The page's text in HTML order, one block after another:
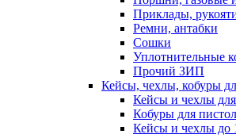
Приклады,
Ремни, антабки
Сошки
Уплотнительные
Прочий ЗИП
Кейсы, чехлы, кобуры
Кейсы и чехлы
Кобуры для
Кейсы и чехлы до